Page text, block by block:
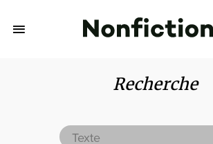
Recherche